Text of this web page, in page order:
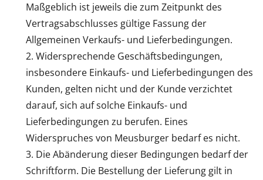
Maßgeblich ist jeweils die zum Zeitpunkt des
Vertragsabschlusses gültige Fassung der
Allgemeinen Verkaufs- und Lieferbedingungen.
Widersprechende Geschäftsbedingungen,
insbesondere Einkaufs- und Lieferbedingungen des
Kunden, gelten nicht und der Kunde verzichtet
darauf, sich auf solche Einkaufs- und
Lieferbedingungen zu berufen. Eines
Widerspruches von Meusburger bedarf es nicht.
Die Abänderung dieser Bedingungen bedarf der
Schriftform. Die Bestellung der Lieferung gilt in